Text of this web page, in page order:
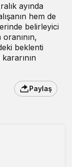
ayında
hem de
belirleyici
beklenti
Paylaş